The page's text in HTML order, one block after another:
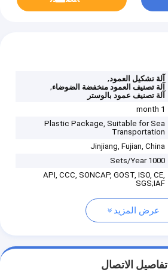
آلة تشكيل العمود,
آلة تصنيف العمود منخفضة الضوضاء,
آلة تصنيف عمود بالوستر
1 month
Plastic Package, Suitable for Sea
Transportation
Jinjiang, Fujian, China
1000 Sets/Year
API, CCC, SONCAP, GOST, ISO, CE,
SGS;IAF
عرض المزيد
تفاصيل الاتصال